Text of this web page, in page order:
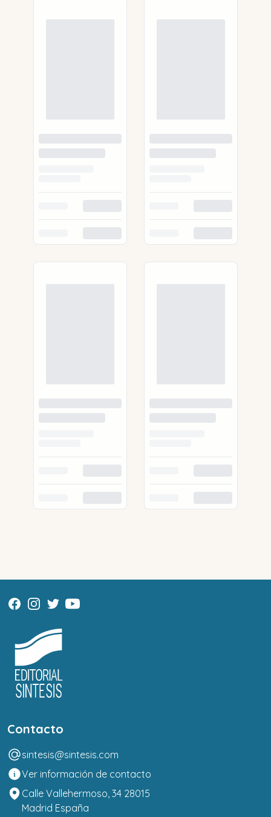
Contacto
sintesis@sintesis.com
Ver información de contacto
Calle Vallehermoso, 34 28015
Madrid España